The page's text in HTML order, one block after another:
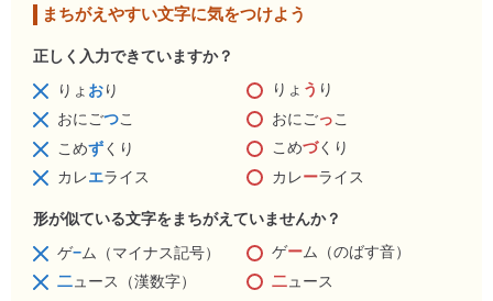
まちがえやすい文字に気をつけよう
正しく入力できていますか？
りょ おり りょ う り
おにごつこ おにごっこ
こめずくり こめづくり
カレエライス カレーライス
形が似ている文字をまちがえていませんか？
ゲ−ム（マイナス記号） ゲーム（のばす音）
二ュース（漢数字） 二ュース